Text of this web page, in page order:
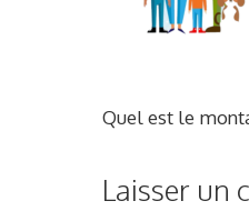
Quel est le
Laisser un